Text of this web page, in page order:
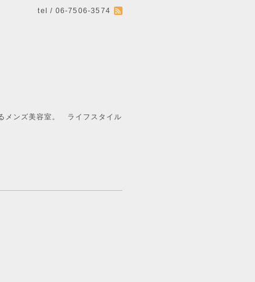
tel / 06-7506-3574
フスタイル